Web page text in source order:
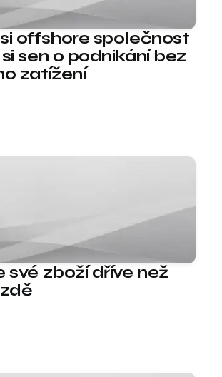
offshore společnost
sen o podnikání bez
zatížení
své zboží dříve než